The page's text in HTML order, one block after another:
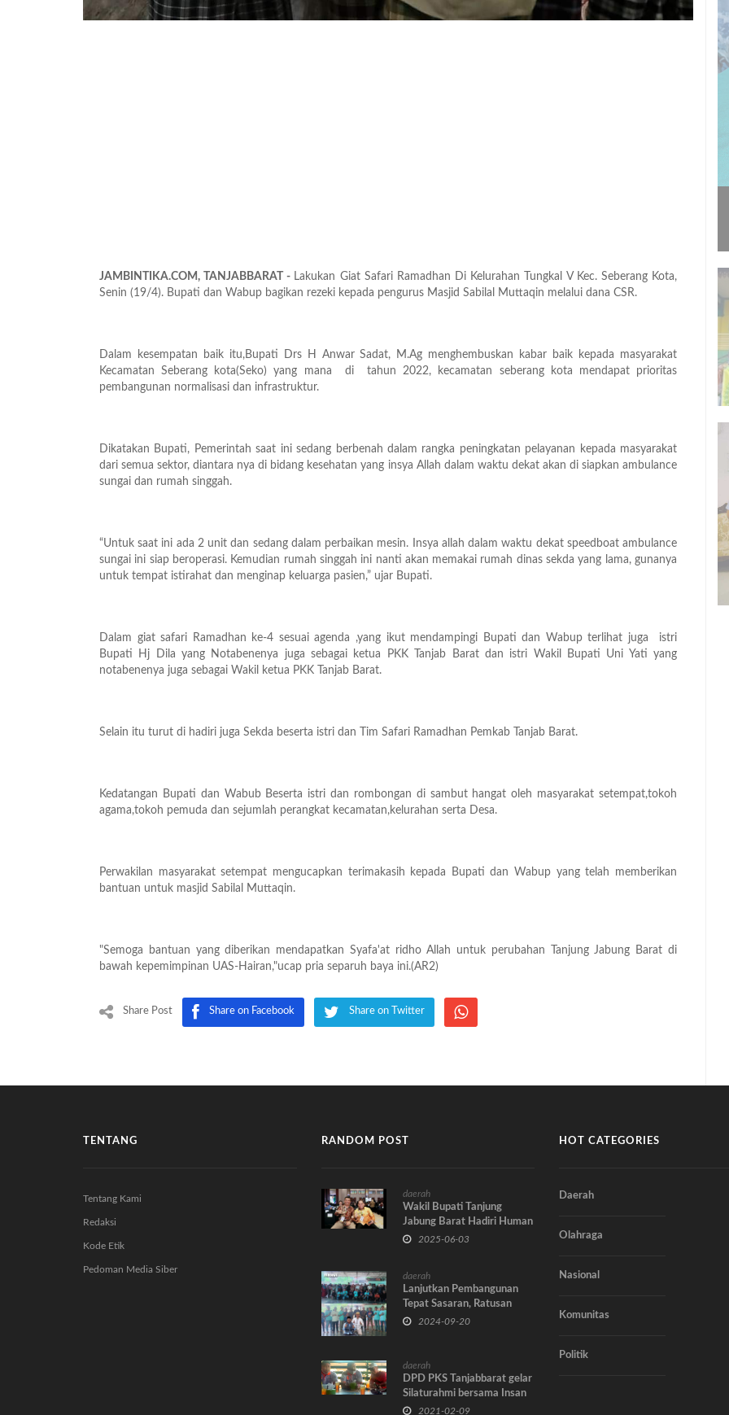
JAMBINTIKA.COM, TANJABBARAT - Lakukan Giat Safari Ramadhan Di Kelurahan Tungkal V Kec. Seberang Kota,
Senin (19/4). Bupati dan Wabup bagikan rezeki kepada pengurus Masjid Sabilal Muttaqin melalui dana CSR.
Dalam kesempatan baik itu,Bupati Drs H Anwar Sadat, M.Ag menghembuskan kabar baik kepada masyarakat
Kecamatan Seberang kota(Seko) yang mana di tahun 2022, kecamatan seberang kota mendapat prioritas
pembangunan normalisasi dan infrastruktur.
Dikatakan Bupati, Pemerintah saat ini sedang berbenah dalam rangka peningkatan pelayanan kepada masyarakat
dari semua sektor, diantara nya di bidang kesehatan yang insya Allah dalam waktu dekat akan di siapkan ambulance
sungai dan rumah singgah.
“Untuk saat ini ada 2 unit dan sedang dalam perbaikan mesin. Insya allah dalam waktu dekat speedboat ambulance
sungai ini siap beroperasi. Kemudian rumah singgah ini nanti akan memakai rumah dinas sekda yang lama, gunanya
untuk tempat istirahat dan menginap keluarga pasien,” ujar Bupati.
Dalam giat safari Ramadhan ke-4 sesuai agenda ,yang ikut mendampingi Bupati dan Wabup terlihat juga istri
Bupati Hj Dila yang Notabenenya juga sebagai ketua PKK Tanjab Barat dan istri Wakil Bupati Uni Yati yang
notabenenya juga sebagai Wakil ketua PKK Tanjab Barat.
Selain itu turut di hadiri juga Sekda beserta istri dan Tim Safari Ramadhan Pemkab Tanjab Barat.
Kedatangan Bupati dan Wabub Beserta istri dan rombongan di sambut hangat oleh masyarakat setempat,tokoh
agama,tokoh pemuda dan sejumlah perangkat kecamatan,kelurahan serta Desa.
Perwakilan masyarakat setempat mengucapkan terimakasih kepada Bupati dan Wabup yang telah memberikan
bantuan untuk masjid Sabilal Muttaqin.
"Semoga bantuan yang diberikan mendapatkan Syafa'at ridho Allah untuk perubahan Tanjung Jabung Barat di
bawah kepemimpinan UAS-Hairan,"ucap pria separuh baya ini.(AR2)
Share Post Share on Facebook Share on Twitter
TENTANG
Tentang Kami
Redaksi
Kode Etik
Pedoman Media Siber
RANDOM POST
daerah
Wakil Bupati Tanjung
Jabung Barat Hadiri Human
Capital Summit 2025,
2025-06-03
daerah
Lanjutkan Pembangunan
Tepat Sasaran, Ratusan
Milenial dan Kartini Desa
2024-09-20
daerah
DPD PKS Tanjabbarat gelar
Silaturahmi bersama Insan
pers Tanjabbarat
2021-02-09
HOT CATEGORIES
Daerah
Olahraga
Nasional
Komunitas
Politik